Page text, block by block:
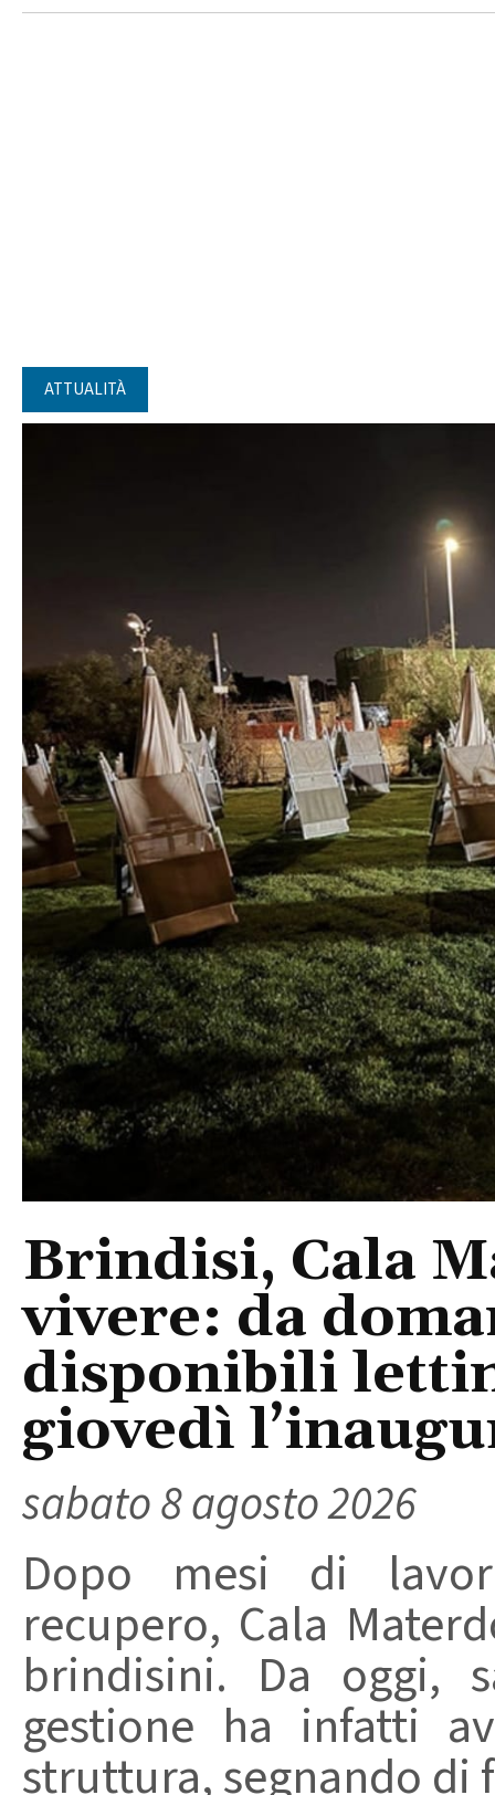
ATTUALITÀ
Brindisi, Cala
vivere: da
disponibili
giovedì
sabato 8 agosto 2026
Dopo mesi di
recupero, Cala
brindisini. Da oggi,
gestione ha infatti
struttura, segnando di